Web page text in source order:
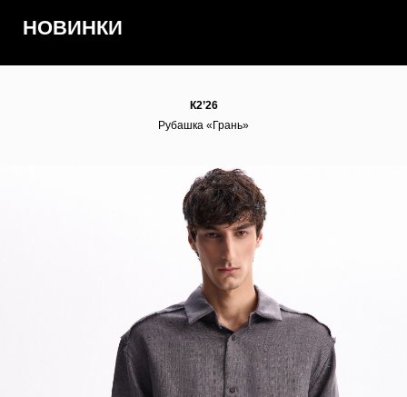
НОВИНКИ
К2’26
Рубашка «Грань»